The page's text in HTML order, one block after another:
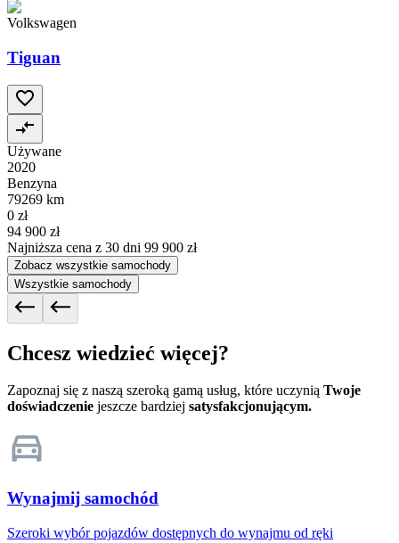
Volkswagen
Tiguan
Używane
2020
Benzyna
79269 km
0 zł
94 900 zł
Najniższa cena z 30 dni 99 900 zł
Zobacz wszystkie samochody
Wszystkie samochody
Chcesz wiedzieć więcej?
Zapoznaj się z naszą szeroką gamą usług, które uczynią Twoje
doświadczenie jeszcze bardziej satysfakcjonującym.
Wynajmij samochód
Szeroki wybór pojazdów dostępnych do wynajmu od ręki